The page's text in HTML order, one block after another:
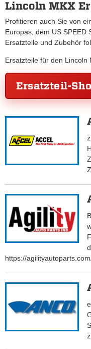
Lincoln MKX
Profitieren auch Sie von
Europas, dem US SPEED
Ersatzteile und Zubehör
Ersatzteile für den Lincoln
Ersatzteil-
https://